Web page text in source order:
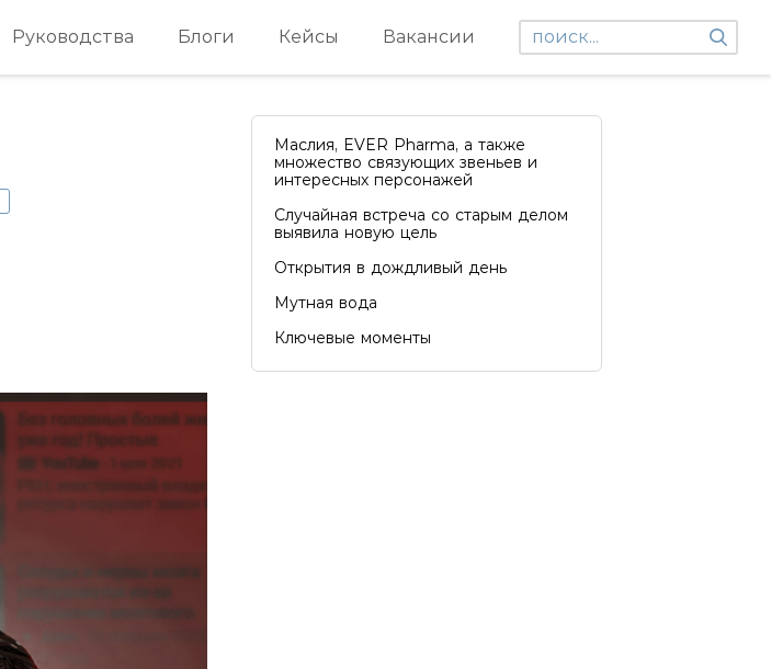
Руководства Блоги Кейсы Вакансии
Маслия, EVER Pharma, а также
множество связующих звеньев и
интересных персонажей
Случайная встреча со старым делом
выявила новую цель
Открытия в дождливый день
Мутная вода
Ключевые моменты